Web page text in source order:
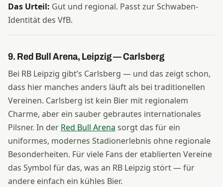
Das Urteil: Gut und regional. Passt zur Schwaben-
Identität des VfB.
9. Red Bull Arena, Leipzig — Carlsberg
Bei RB Leipzig gibt’s Carlsberg — und das zeigt schon,
dass hier manches anders läuft als bei traditionellen
Vereinen. Carlsberg ist kein Bier mit regionalem
Charme, aber ein sauber gebrautes internationales
Pilsner. In der Red Bull Arena sorgt das für ein
uniformes, modernes Stadionerlebnis ohne regionale
Besonderheiten. Für viele Fans der etablierten Vereine
das Symbol für das, was an RB Leipzig stört — für
andere einfach ein kühles Bier.